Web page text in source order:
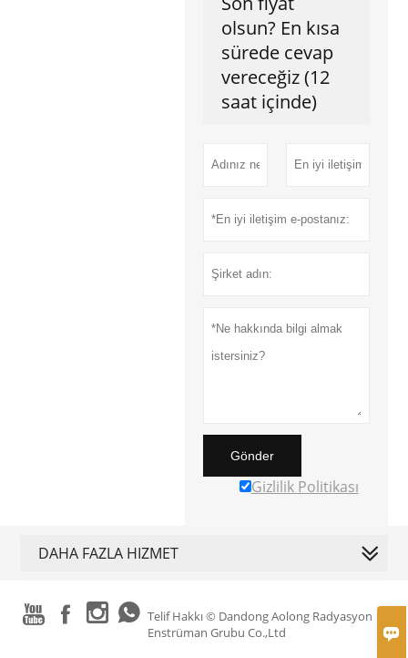

olsun? En kısa
sürede cevap
vereceğiz (12
saat içinde)
Gönder
Gizlilik Politikası
DAHA FAZLA HIZMET
    Telif Hakkı © Dandong Aolong Radyasyon
Enstrüman Grubu Co.,Ltd